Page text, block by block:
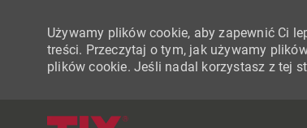
Używamy plików cookie, aby zapewnić Ci
treści. Przeczytaj o tym, jak używamy
plików cookie. Jeśli nadal korzystasz z tej